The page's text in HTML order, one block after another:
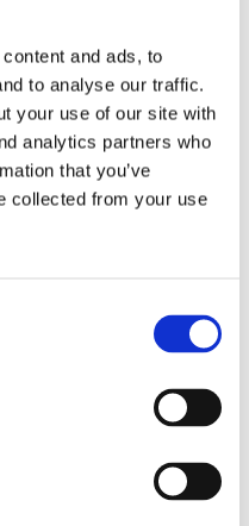
and ads, to
to analyse our traffic.
your use of our site with
analytics partners who
that you’ve
collected from your use
småföretagare